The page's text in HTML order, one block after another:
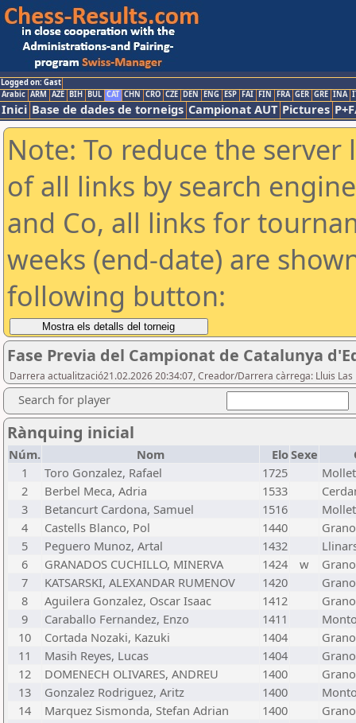
Logged on: Gast
Arabic ARM AZE BIH BUL CAT CHN CRO CZE DEN ENG ESP FAI FIN FRA GER GRE INA
Inici Base de dades de torneigs Campionat AUT Pictures
Note: To reduce the
of all links by search
and Co, all links for
weeks (end-date) are
following button:
Fase Previa del Campionat de Catalunya
Darrera actualització21.02.2026 20:34:07, Creador/Darrera càrrega: Lluis
Search for player
Rànquing inicial
Núm. Nom EloSexe
1
Toro Gonzalez, Rafael 1725
2
Berbel Meca, Adria 1533
3
Betancurt Cardona, Samuel 1516
4
Castells Blanco, Pol 1440
5
Peguero Munoz, Artal 1432
6
GRANADOS CUCHILLO, MINERVA 1424 w
7
KATSARSKI, ALEXANDAR RUMENOV 1420
8
Aguilera Gonzalez, Oscar Isaac 1412
9
Caraballo Fernandez, Enzo 1411
10
Cortada Nozaki, Kazuki 1404
11
Masih Reyes, Lucas 1404
12
DOMENECH OLIVARES, ANDREU 1400
13
Gonzalez Rodriguez, Aritz 1400
14
Marquez Sismonda, Stefan Adrian 1400